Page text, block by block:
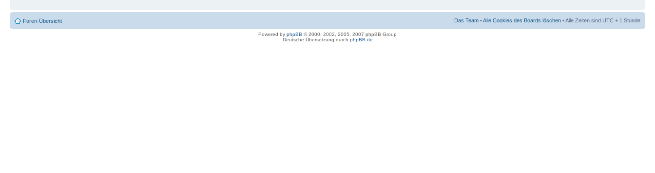
Foren-Übersicht Das Team •Alle Cookies des Boards löschen • Alle Zeiten sind UTC + 1 Stunde
Powered by phpBB © 2000, 2002, 2005, 2007 phpBB Group
Deutsche Übersetzung durch phpBB.de